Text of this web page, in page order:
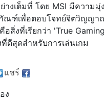
างเต็มที่ โดย MSI มีความ
ฑ์เพื่อตอบโจทย์จิตวิญญาณ
สิ่งที่เรียกว่า 'True
ที่ดีสุดสำหรับการเล่นเกม
แชร์
ง